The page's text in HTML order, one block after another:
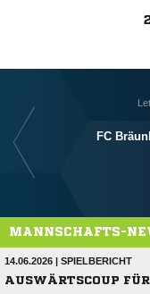
FC
MANNSCHAFTS-
14.06.2026 | SPIELBERICHT
AUSWÄRTSCOUP